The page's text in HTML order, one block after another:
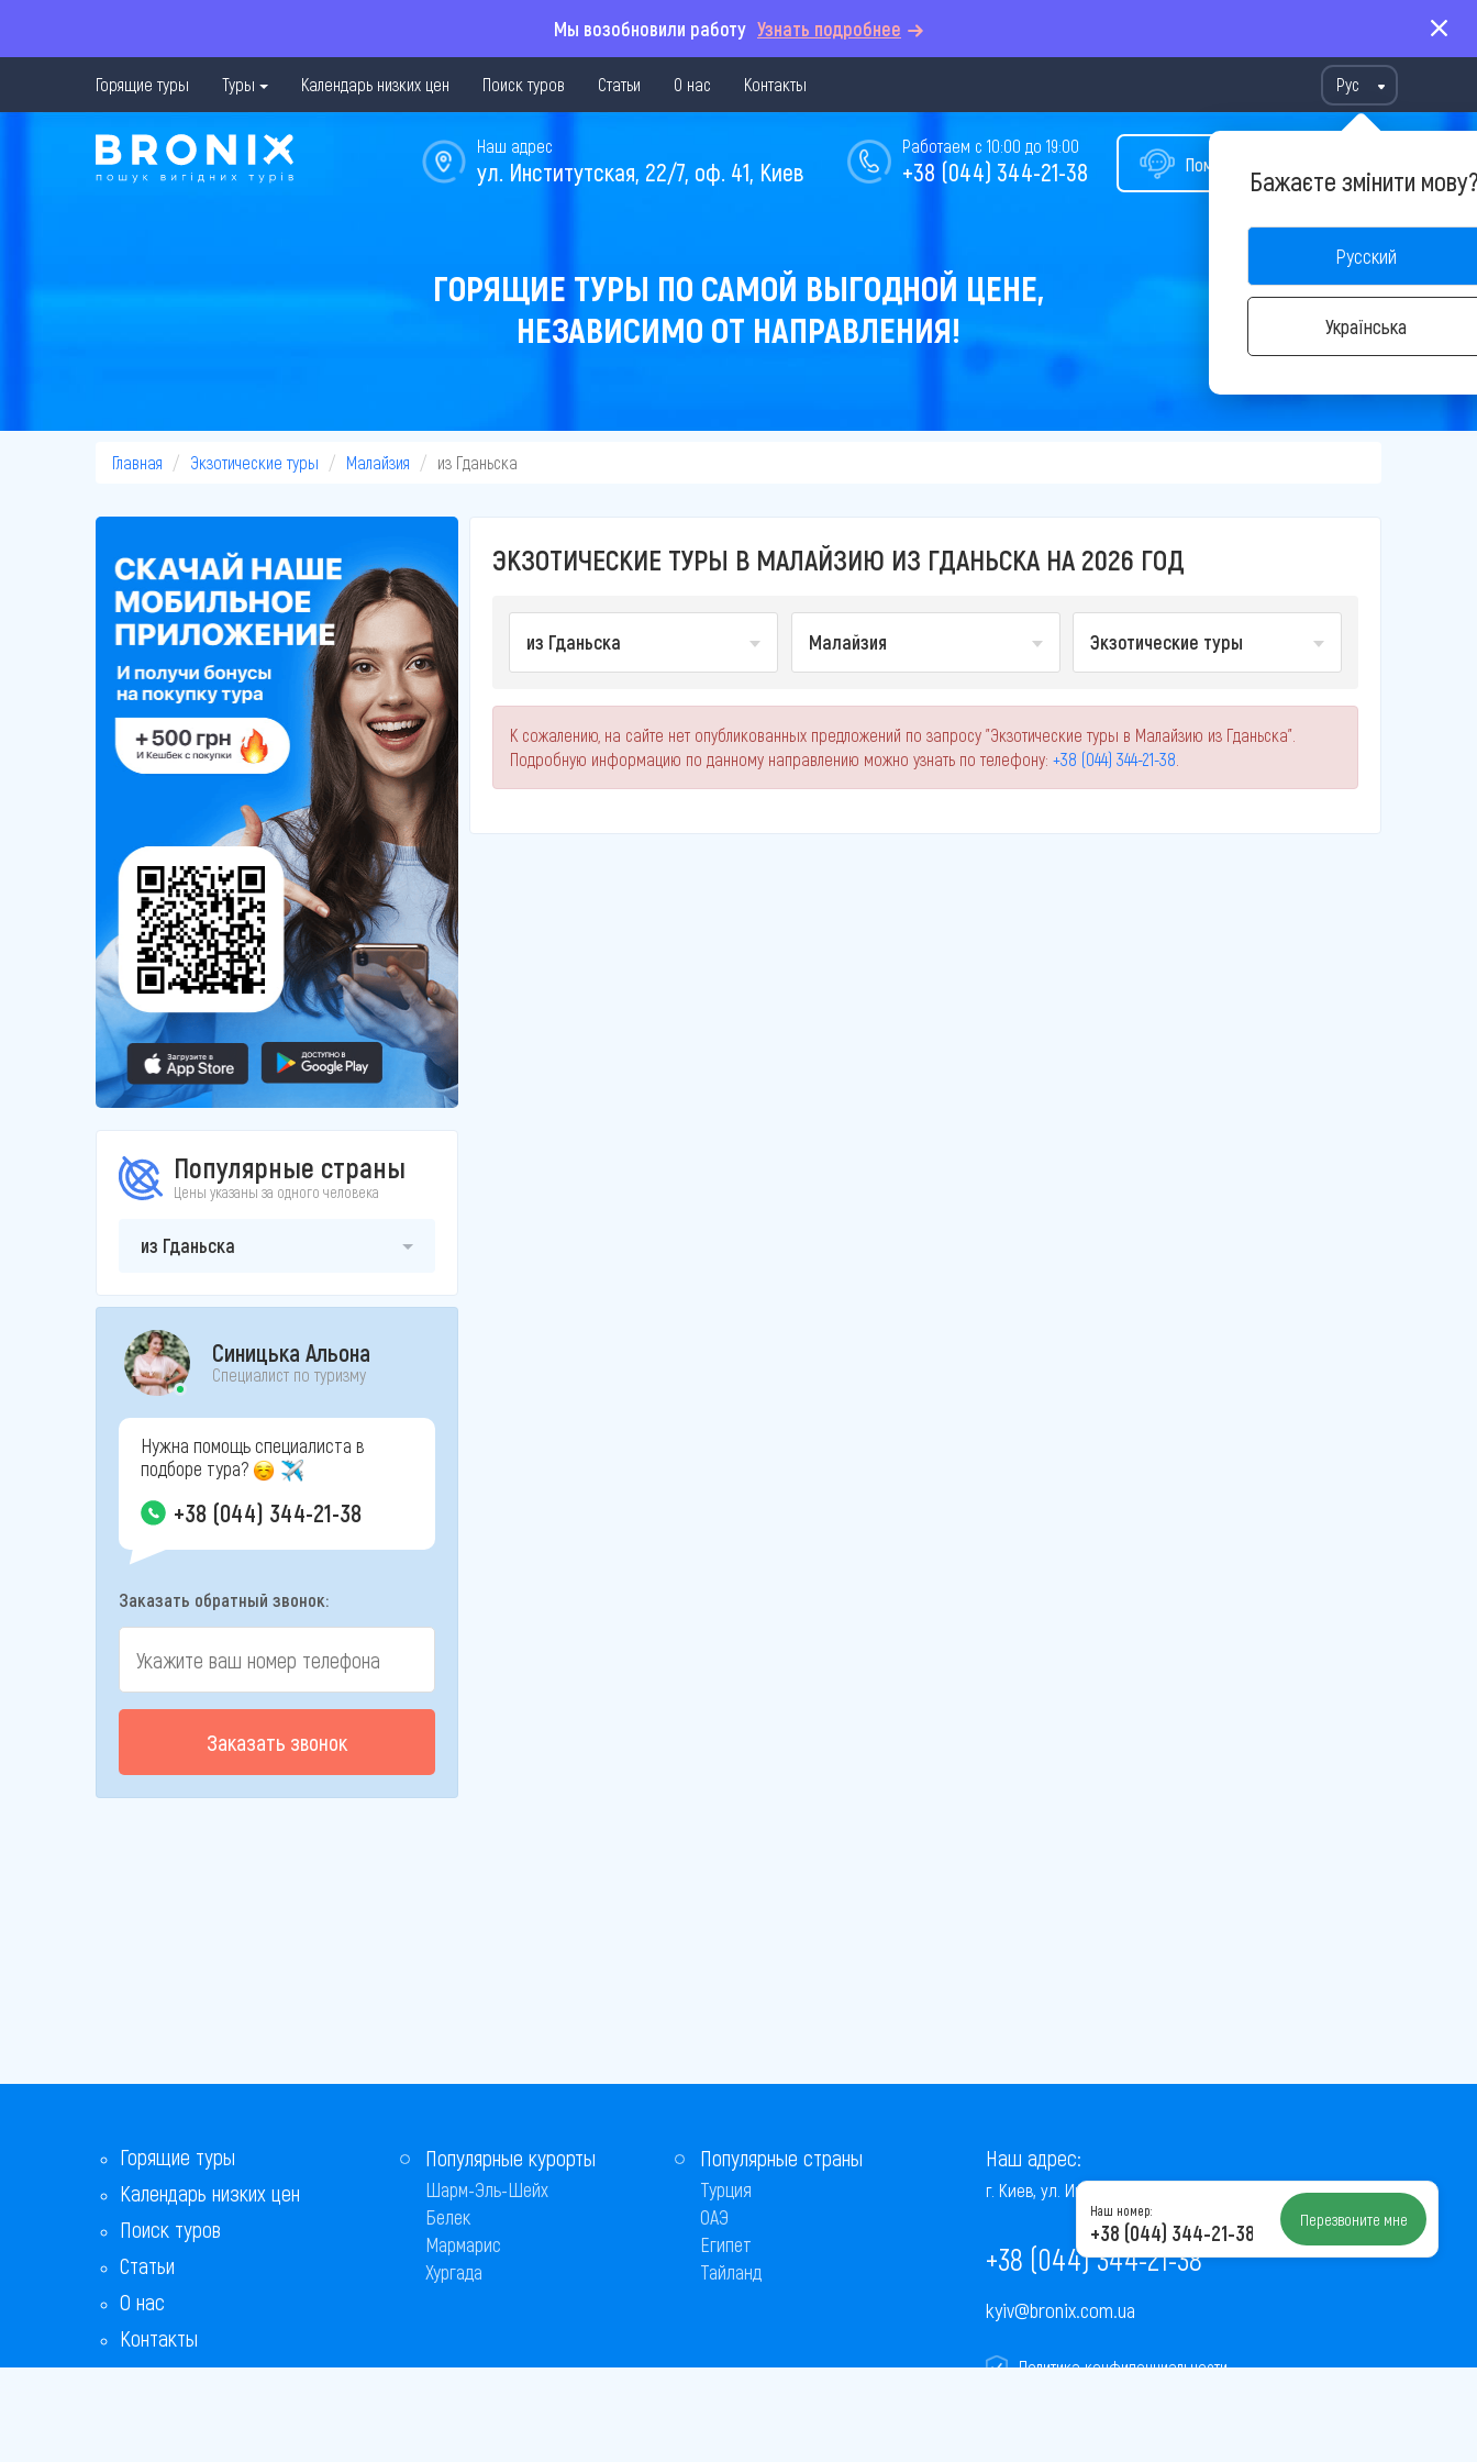
Мы возобновили работу Узнать подробнее
Горящие туры Туры Календарь низких цен Поиск туров Статьи О нас Контакты Рус
Бажаєте змінити
Русский
Українська
Помощь в подборе тура
Работаем с 10:00 до 19:00
+38 (044) 344-21-38
Наш адрес
ул. Институтская, 22/7, оф. 41, Киев
ГОРЯЩИЕ ТУРЫ ПО САМОЙ ВЫГОДНОЙ ЦЕНЕ,
НЕЗАВИСИМО ОТ НАПРАВЛЕНИЯ!
Главная Экзотические туры Малайзия из Гданьска
Популярные страны
Цены указаны за одного человека
из Гданьска
Синицька Альона
Специалист по туризму
Нужна помощь специалиста в
подборе тура?
+38 (044) 344-21-38
Заказать обратный звонок:
Заказать звонок
ЭКЗОТИЧЕСКИЕ ТУРЫ В МАЛАЙЗИЮ ИЗ ГДАНЬСКА НА 2026 ГОД
из Гданьска Малайзия Экзотические туры
К сожалению, на сайте нет опубликованных предложений по запросу "Экзотические туры в Малайзию из Гданьска".
Подробную информацию по данному направлению можно узнать по телефону: +38 (044) 344-21-38
Горящие туры
Календарь низких цен
Поиск туров
Статьи
О нас
Контакты
Бонусная программа
Популярные курорты
Шарм-Эль-Шейх
Белек
Мармарис
Хургада
Популярные страны
Турция
ОАЭ
Египет
Тайланд
Наш адрес:
г. Киев, ул. Институтская, 22/7, оф. 41
+38 (044) 344-21-38
kyiv@bronix.com.ua
Политика конфиденциальности
Наш номер:
+38 (044) 344-21-38 Перезвоните мне